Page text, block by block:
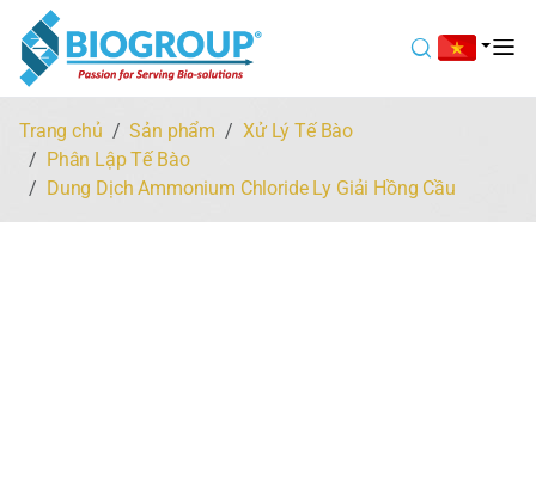
Trang chủ Sản phẩm
Xử Lý Tế Bào
Phân Lập Tế Bào
Dung Dịch Ammonium Chloride Ly Giải Hồng Cầu